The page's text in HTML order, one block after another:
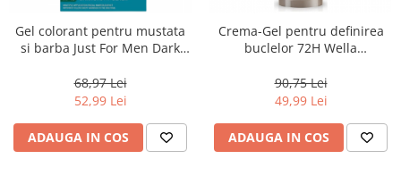
Gel colorant pentru mustata
si barba Just For Men Dark
68,97 Lei
52,99 Lei
ADAUGA IN COS
Crema-Gel pentru definirea
buclelor 72H Wella
Curl Shaper, 150 ml
90,75 Lei
49,99 Lei
ADAUGA IN COS